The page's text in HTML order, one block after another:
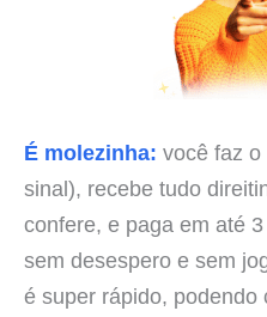
É molezinha: você faz
sinal), recebe tudo
confere, e paga em até
sem desespero e sem
é super rápido, podendo